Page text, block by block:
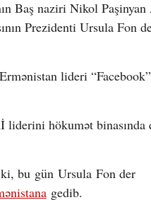
Baş naziri Nikol Paşinyan
Prezidenti Ursula Fon
lideri “Facebook”
liderini hökumət
bu gün Ursula Fon der
gedib.